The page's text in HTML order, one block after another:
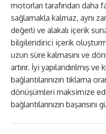
motorları tarafından daha
sağlamakla kalmaz, aynı
değerli ve alakalı içerik
bilgilendirici içerik
uzun süre kalmasını ve
artırır. İyi yapılandırılmış
bağlantılarınızın tıklama
dönüşümleri maksimize
bağlantılarınızın